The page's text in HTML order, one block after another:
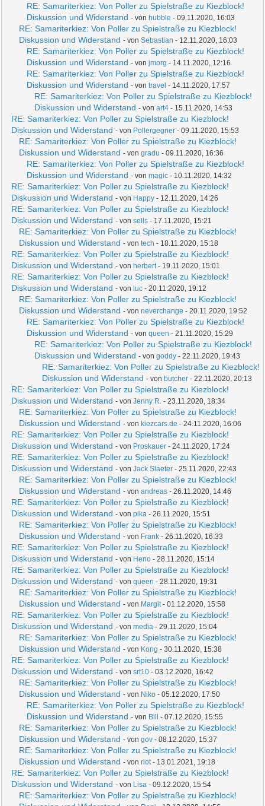
RE: Samariterkiez: Von Poller zu Spielstraße zu Kiezblock!
Diskussion und Widerstand - von hubble - 09.11.2020, 16:03
RE: Samariterkiez: Von Poller zu Spielstraße zu Kiezblock!
Diskussion und Widerstand - vonSebastian - 12.11.2020, 16:03
RE: Samariterkiez: Von Poller zu Spielstraße zu Kiezblock!
Diskussion und Widerstand - vonjmorg - 14.11.2020, 12:16
RE: Samariterkiez: Von Poller zu Spielstraße zu Kiezblock!
Diskussion und Widerstand - vontravel - 14.11.2020, 17:57
RE: Samariterkiez: Von Poller zu Spielstraße zu Kiezblock!
Diskussion und Widerstand - vonart4 - 15.11.2020, 14:53
RE: Samariterkiez: Von Poller zu Spielstraße zu Kiezblock!
Diskussion und Widerstand - von Pollergegner - 09.11.2020, 15:53
RE: Samariterkiez: Von Poller zu Spielstraße zu Kiezblock!
Diskussion und Widerstand - vongradu - 09.11.2020, 16:36
RE: Samariterkiez: Von Poller zu Spielstraße zu Kiezblock!
Diskussion und Widerstand - vonmagic - 10.11.2020, 14:32
RE: Samariterkiez: Von Poller zu Spielstraße zu Kiezblock!
Diskussion und Widerstand - von Happy - 12.11.2020, 14:26
RE: Samariterkiez: Von Poller zu Spielstraße zu Kiezblock!
Diskussion und Widerstand - vonsells - 17.11.2020, 15:21
RE: Samariterkiez: Von Poller zu Spielstraße zu Kiezblock!
Diskussion und Widerstand - vontech - 18.11.2020, 15:18
RE: Samariterkiez: Von Poller zu Spielstraße zu Kiezblock!
Diskussion und Widerstand - von herbert- 19.11.2020, 15:01
RE: Samariterkiez: Von Poller zu Spielstraße zu Kiezblock!
Diskussion und Widerstand - von luc - 20.11.2020, 19:12
RE: Samariterkiez: Von Poller zu Spielstraße zu Kiezblock!
Diskussion und Widerstand - vonneverchange - 20.11.2020, 19:52
RE: Samariterkiez: Von Poller zu Spielstraße zu Kiezblock!
Diskussion und Widerstand - vonqueen - 21.11.2020, 15:29
RE: Samariterkiez: Von Poller zu Spielstraße zu Kiezblock!
Diskussion und Widerstand - vongoddy - 22.11.2020, 19:43
RE: Samariterkiez: Von Poller zu Spielstraße zu Kiezblock!
Diskussion und Widerstand - von butcher - 22.11.2020, 20:13
RE: Samariterkiez: Von Poller zu Spielstraße zu Kiezblock!
Diskussion und Widerstand - vonJenny R. - 23.11.2020, 18:34
RE: Samariterkiez: Von Poller zu Spielstraße zu Kiezblock!
Diskussion und Widerstand - von kiezcars.de - 24.11.2020, 16:06
RE: Samariterkiez: Von Poller zu Spielstraße zu Kiezblock!
Diskussion und Widerstand - von Proskauer - 24.11.2020, 17:24
RE: Samariterkiez: Von Poller zu Spielstraße zu Kiezblock!
Diskussion und Widerstand - vonJack Slaeter - 25.11.2020, 22:43
RE: Samariterkiez: Von Poller zu Spielstraße zu Kiezblock!
Diskussion und Widerstand - vonandreas - 26.11.2020, 14:46
RE: Samariterkiez: Von Poller zu Spielstraße zu Kiezblock!
Diskussion und Widerstand - vonpika - 26.11.2020, 15:51
RE: Samariterkiez: Von Poller zu Spielstraße zu Kiezblock!
Diskussion und Widerstand - von Frank - 26.11.2020, 16:33
RE: Samariterkiez: Von Poller zu Spielstraße zu Kiezblock!
Diskussion und Widerstand - von Heno - 28.11.2020, 15:14
RE: Samariterkiez: Von Poller zu Spielstraße zu Kiezblock!
Diskussion und Widerstand - vonqueen - 28.11.2020, 19:31
RE: Samariterkiez: Von Poller zu Spielstraße zu Kiezblock!
Diskussion und Widerstand - von Margit- 01.12.2020, 15:58
RE: Samariterkiez: Von Poller zu Spielstraße zu Kiezblock!
Diskussion und Widerstand - vonmedia - 29.11.2020, 15:04
RE: Samariterkiez: Von Poller zu Spielstraße zu Kiezblock!
Diskussion und Widerstand - von Kong - 30.11.2020, 15:38
RE: Samariterkiez: Von Poller zu Spielstraße zu Kiezblock!
Diskussion und Widerstand - vonsrt10 - 03.12.2020, 16:42
RE: Samariterkiez: Von Poller zu Spielstraße zu Kiezblock!
Diskussion und Widerstand - von Niko - 05.12.2020, 17:50
RE: Samariterkiez: Von Poller zu Spielstraße zu Kiezblock!
Diskussion und Widerstand - von Bill - 07.12.2020, 15:55
RE: Samariterkiez: Von Poller zu Spielstraße zu Kiezblock!
Diskussion und Widerstand - vongov - 08.12.2020, 15:37
RE: Samariterkiez: Von Poller zu Spielstraße zu Kiezblock!
Diskussion und Widerstand - vonriot- 13.01.2021, 19:18
RE: Samariterkiez: Von Poller zu Spielstraße zu Kiezblock!
Diskussion und Widerstand - von Lisa - 09.12.2020, 15:54
RE: Samariterkiez: Von Poller zu Spielstraße zu Kiezblock!